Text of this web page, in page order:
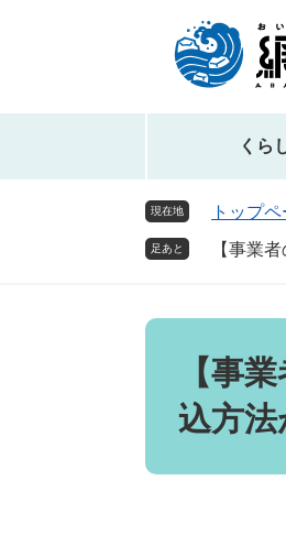
先
を
くら
現在地 トップ
足あと 【事業
本
【事
込方